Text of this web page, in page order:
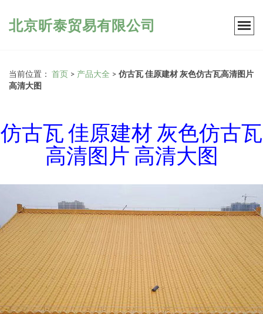
北京昕泰贸易有限公司
当前位置： 首页 > 产品大全 > 仿古瓦 佳原建材 灰色仿古瓦高清图片
高清大图
仿古瓦 佳原建材 灰色仿古瓦
高清图片 高清大图